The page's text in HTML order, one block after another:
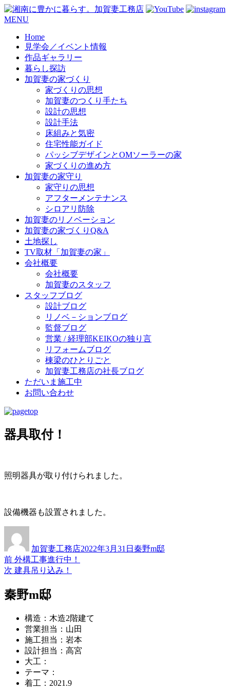
コ
MENU
Home
見学会／イベント情報
作品ギャラリー
暮らし探訪
加賀妻の家づくり
家づくりの思想
加賀妻のつくり手たち
設計の思想
設計手法
床組みと気密
住宅性能ガイド
パッシブデザインとOMソーラーの家
家づくりの進め方
加賀妻の家守り
家守りの思想
アフターメンテナンス
シロアリ防除
加賀妻のリノベーション
加賀妻の家づくりQ&A
土地探し
TV取材「加賀妻の家」
会社概要
会社概要
加賀妻のスタッフ
スタッフブログ
設計ブログ
リノベ－ションブログ
監督ブログ
営業 / 経理部KEIKOの独り言
リフォームブログ
棟梁のひとりごと
加賀妻工務店の社長ブログ
ただいま施工中
お問い合わせ
器具取付！
照明器具が取り付けられました。
設備機器も設置されました。
者加賀妻工務店日:
2022年3月31日ゴ
秦野m邸
投
稿
ナ
前 過
去
投
稿:
外構工事進行中！
次 次
投
稿:
建具吊り込み！
秦野m邸
構造：木造2階建て
営業担当：山田
施工担当：岩本
設計担当：高宮
大工：
テーマ：
着工：2021.9